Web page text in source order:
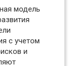
модель
с учетом
и